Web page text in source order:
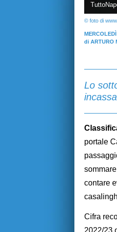
© foto di
di ARTURO
Lo
portale
contare
Cifra
2022/23